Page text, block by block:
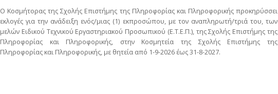
Ο Κοσμήτορας της Σχολής Επιστήμης της Πληροφορίας και Πληροφορικής προκηρύσσει
εκλογές για την ανάδειξη ενός/μιας (1) εκπροσώπου, με τον αναπληρωτή/τριά του, των
μελών Ειδικού Τεχνικού Εργαστηριακού Προσωπικού (Ε.Τ.Ε.Π.), της Σχολής Επιστήμης της
Πληροφορίας και Πληροφορικής, στην Κοσμητεία της Σχολής Επιστήμης της
Πληροφορίας και Πληροφορικής, με θητεία από 1-9-2026 έως 31-8-2027.